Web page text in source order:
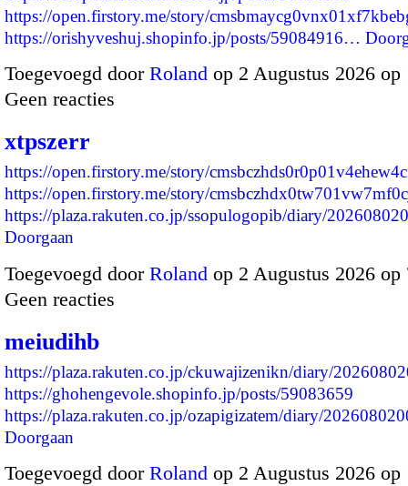
https://open.firstory.me/story/
https://orishyveshuj.shopinfo.jp/posts/59084916…
Toegevoegd door Roland op 2 Augustus 2026
Geen reacties
xtpszerr
https://open.firstory.me/story/
https://open.firstory.me/story/
https://plaza.rakuten.co.jp/ssopulogopib/diary/
Doorgaan
Toegevoegd door Roland op 2 Augustus 2026
Geen reacties
meiudihb
https://plaza.rakuten.co.jp/ckuwajizenikn/diary/
https://ghohengevole.shopinfo.jp/posts/59083659
https://plaza.rakuten.co.jp/ozapigizatem/diary/
Doorgaan
Toegevoegd door Roland op 2 Augustus 2026